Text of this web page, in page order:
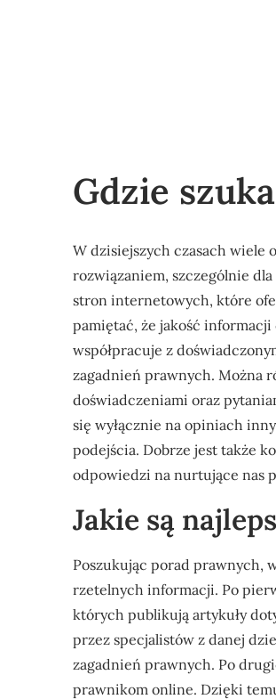
Gdzie
W dzisiejszych czasach wiele
rozwiązaniem, szczególnie
stron internetowych, które
pamiętać, że jakość
współpracuje z
zagadnień prawnych. Można
doświadczeniami oraz
się wyłącznie na opiniach
podejścia. Dobrze jest także
odpowiedzi na nurtujące nas
Jakie są
Poszukując porad prawnych,
rzetelnych informacji. Po
których publikują artykuły
przez specjalistów z danej
zagadnień prawnych. Po
prawnikom online. Dzięki